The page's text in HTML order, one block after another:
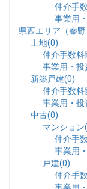
仲介手
事業用
県西エリア（秦
土地(0)
仲介手数料
事業用・投
新築戸建(0)
仲介手数料
事業用・投
中古(0)
マンション
仲介手
事業用
戸建(0)
仲介手
事業用